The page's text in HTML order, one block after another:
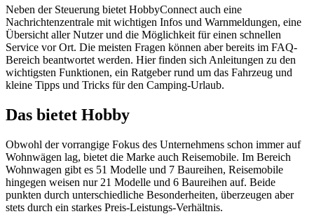
Neben der Steuerung bietet HobbyConnect auch eine
Nachrichtenzentrale mit wichtigen Infos und Warnmeldungen, eine
Übersicht aller Nutzer und die Möglichkeit für einen schnellen
Service vor Ort. Die meisten Fragen können aber bereits im FAQ-
Bereich beantwortet werden. Hier finden sich Anleitungen zu den
wichtigsten Funktionen, ein Ratgeber rund um das Fahrzeug und
kleine Tipps und Tricks für den Camping-Urlaub.
Das bietet Hobby
Obwohl der vorrangige Fokus des Unternehmens schon immer auf
Wohnwägen lag, bietet die Marke auch Reisemobile. Im Bereich
Wohnwagen gibt es 51 Modelle und 7 Baureihen, Reisemobile
hingegen weisen nur 21 Modelle und 6 Baureihen auf. Beide
punkten durch unterschiedliche Besonderheiten, überzeugen aber
stets durch ein starkes Preis-Leistungs-Verhältnis.